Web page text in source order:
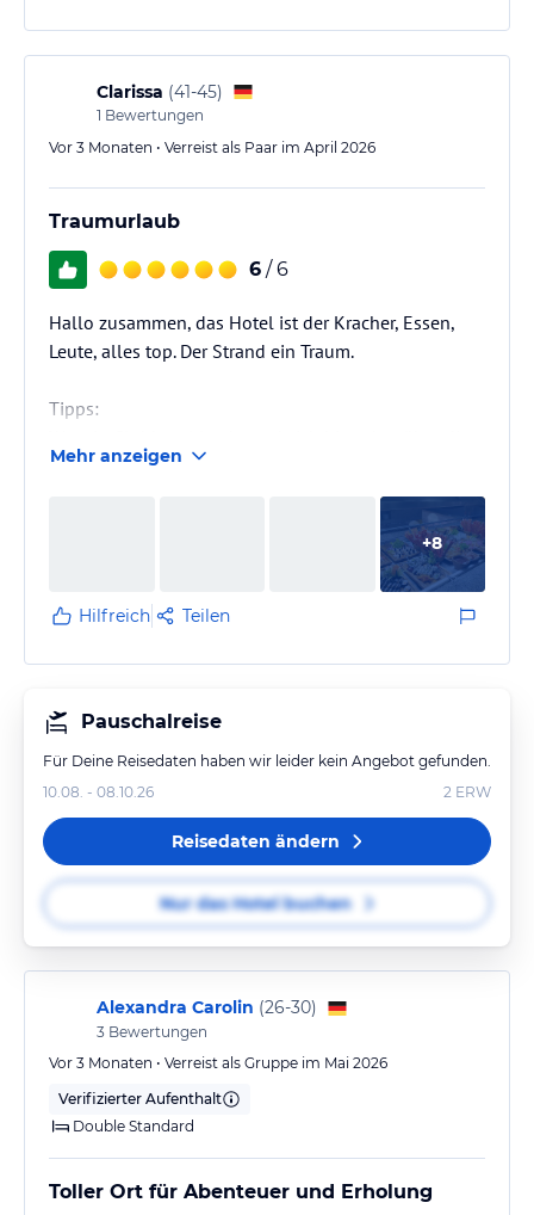
Clarissa (41-45)
1 Bewertungen
Vor 3 Monaten • Verreist als Paar im April 2026
Traumurlaub
6 / 6
Hallo zusammen, das Hotel ist der Kracher, Essen,
Leute, alles top. Der Strand ein Traum.
Tipps:
Lautstärke beschwert, ist selber schuld, zumal es
Wer eine große Hotelanlage bucht und sich über die
weiten Wege beschwert, ist auch selber schuld
Wer in ein Land reist indem kaum deutsche Touristen
sind, kann nicht erwarten, dass deutsch gesprochen
Man sollte sich vorher schon informieren und sich…
Mehr anzeigen
+8
Hilfreich Teilen
Pauschalreise
Für Deine Reisedaten haben wir leider kein Angebot gefunden.
10.08. - 08.10.26
2 ERW
Reisedaten ändern
Nur das Hotel buchen
Alexandra Carolin (26-30)
3 Bewertungen
Vor 3 Monaten • Verreist als Gruppe im Mai 2026
Verifizierter Aufenthalt
Double Standard
Toller Ort für Abenteuer und Erholung